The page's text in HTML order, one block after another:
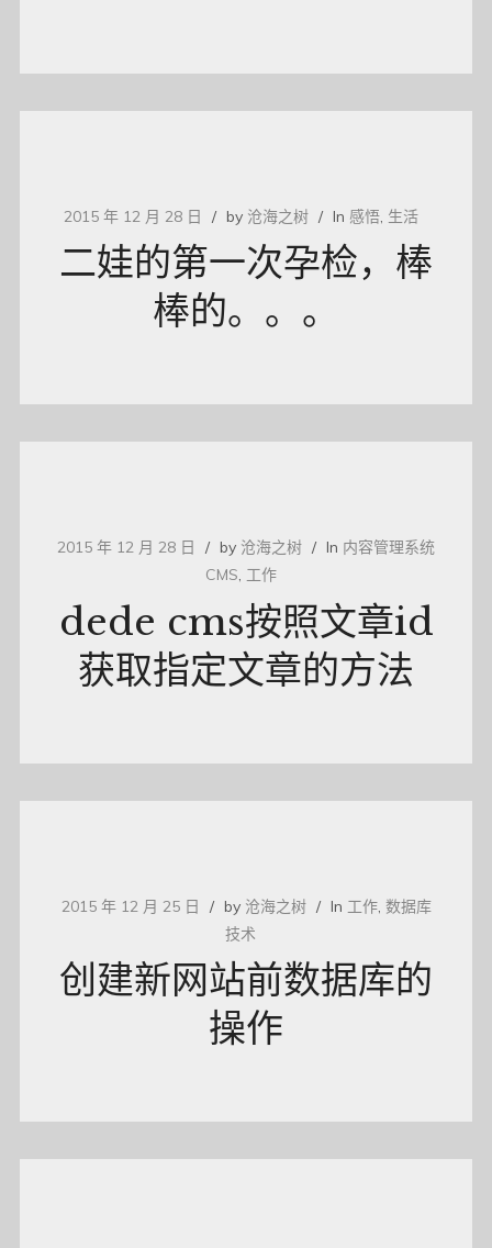
2015 年 12 月 28 日 by 沧海之树 In 感悟, 生活
二娃的第一次孕检，棒
棒的。。。
2015 年 12 月 28 日 by 沧海之树 In 内容管理系统
CMS, 工作
dede cms按照文章id
获取指定文章的方法
2015 年 12 月 25 日 by 沧海之树 In 工作, 数据库
技术
创建新网站前数据库的
操作